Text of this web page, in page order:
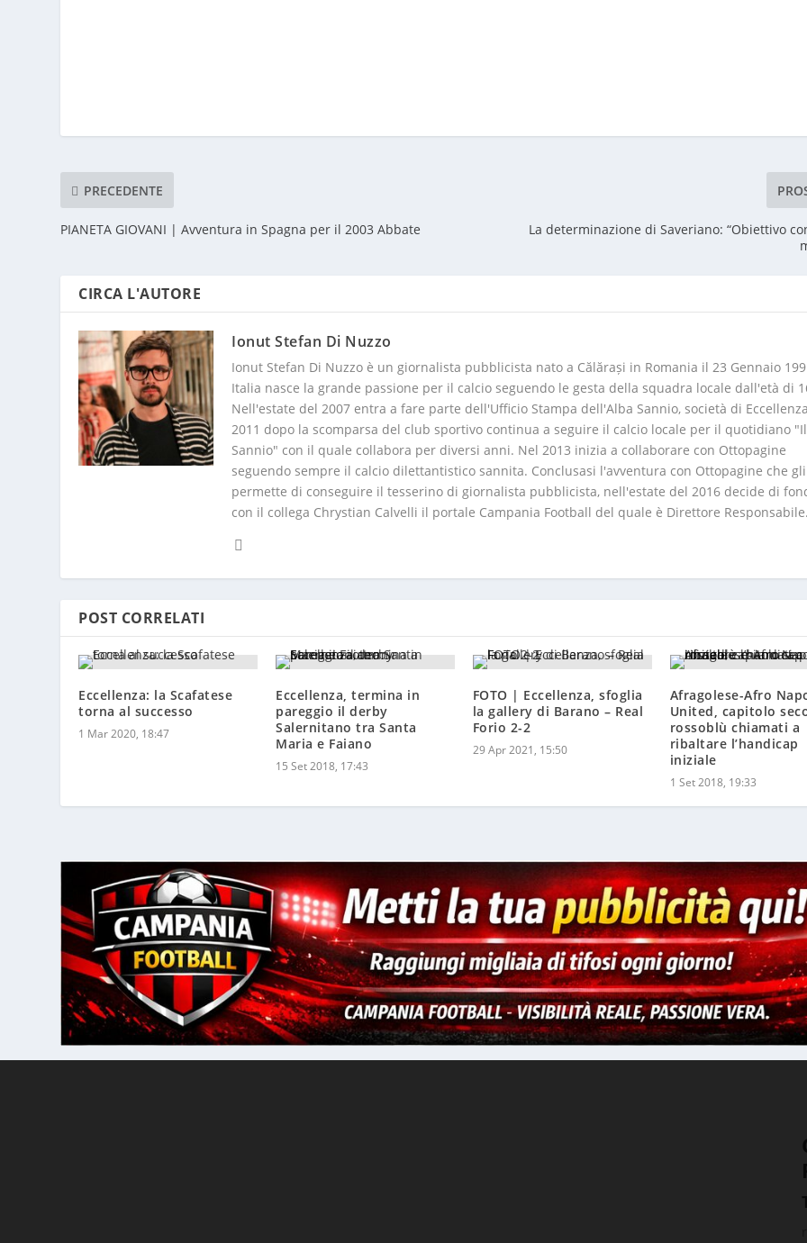
PRECEDENTE
PIANETA GIOVANI | Avventura in Spagna per il 2003 Abbate
La determinazione di Saveriano: “Obiettivo
CIRCA L'AUTORE
Ionut Stefan Di Nuzzo
Ionut Stefan Di Nuzzo è un giornalista pubblicista nato a Călărași in Romania il 23 Gennaio
Italia nasce la grande passione per il calcio seguendo le gesta della squadra locale dall'età di
Nell'estate del 2007 entra a fare parte dell'Ufficio Stampa dell'Alba Sannio, società di
2011 dopo la scomparsa del club sportivo continua a seguire il calcio locale per il quotidiano "Il
Sannio" con il quale collabora per diversi anni. Nel 2013 inizia a collaborare con Ottopagine
seguendo sempre il calcio dilettantistico sannita. Conclusasi l'avventura con Ottopagine che gli
permette di conseguire il tesserino di giornalista pubblicista, nell'estate del 2016 decide di
con il collega Chrystian Calvelli il portale Campania Football del quale è Direttore
POST CORRELATI
Eccellenza: la Scafatese
torna al successo
1 Mar 2020, 18:47
Eccellenza, termina in
pareggio il derby
Salernitano tra Santa
Maria e Faiano
15 Set 2018, 17:43
FOTO | Eccellenza, sfoglia
la gallery di Barano – Real
Forio 2-2
29 Apr 2021, 15:50
Afragolese-Afro
United, capitolo
rossoblù chiamati a
ribaltare l’handicap
iniziale
1 Set 2018, 19:33